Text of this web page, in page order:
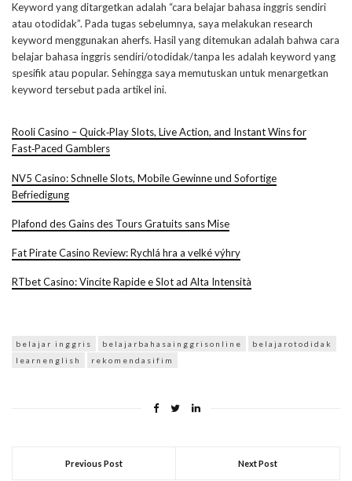
Keyword yang ditargetkan adalah “cara belajar bahasa inggris sendiri
atau otodidak”. Pada tugas sebelumnya, saya melakukan research
keyword menggunakan aherfs. Hasil yang ditemukan adalah bahwa cara
belajar bahasa inggris sendiri/otodidak/tanpa les adalah keyword yang
spesifik atau popular. Sehingga saya memutuskan untuk menargetkan
keyword tersebut pada artikel ini.
Rooli Casino – Quick‑Play Slots, Live Action, and Instant Wins for
Fast‑Paced Gamblers
NV5 Casino: Schnelle Slots, Mobile Gewinne und Sofortige
Befriedigung
Plafond des Gains des Tours Gratuits sans Mise
Fat Pirate Casino Review: Rychlá hra a velké výhry
RTbet Casino: Vincite Rapide e Slot ad Alta Intensità
belajar inggris belajarbahasainggrisonline
belajarotodidak
learnenglish
rekomendasifim
Previous Post Next Post